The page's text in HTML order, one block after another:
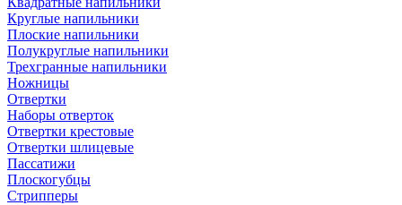
Круглые напильники
Плоские напильники
Полукруглые напильники
Трехгранные напильники
Ножницы
Отвертки
Наборы отверток
Отвертки крестовые
Отвертки шлицевые
Пассатижи
Плоскогубцы
Стрипперы